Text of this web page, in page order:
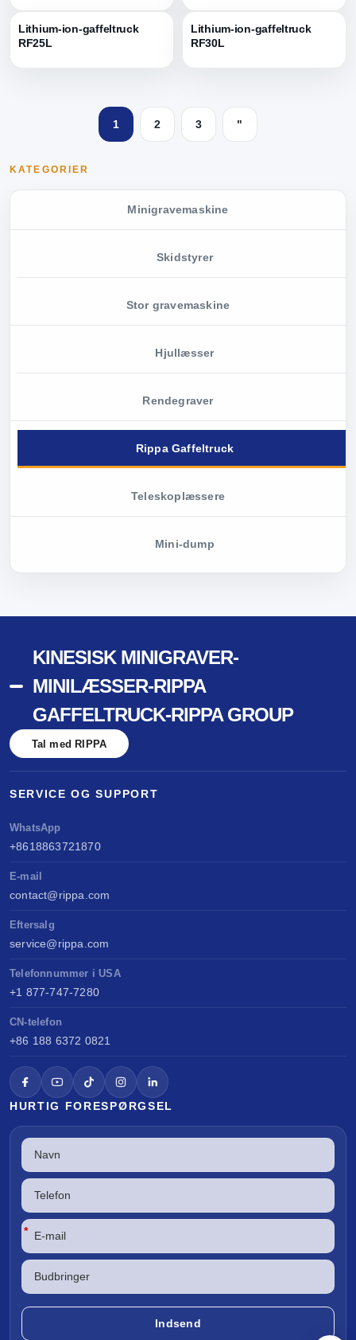
KATEGORIER
Minigravemaskine
Skidstyrer
Stor gravemaskine
Hjullæsser
Rendegraver
Rippa Gaffeltruck
Teleskoplæssere
Mini-dump
Lithium-ion-gaffeltruck
RF25L
Lithium-ion-gaffeltruck
RF30L
1 2 3 "
KINESISK MINIGRAVER-
MINILÆSSER-RIPPA
GAFFELTRUCK-RIPPA GROUP
Tal med RIPPA
SERVICE OG SUPPORT
WhatsApp
+8618863721870
E-mail
contact@rippa.com
Eftersalg
service@rippa.com
Telefonnummer i USA
+1 877-747-7280
CN-telefon
+86 188 6372 0821
HURTIG FORESPØRGSEL
*